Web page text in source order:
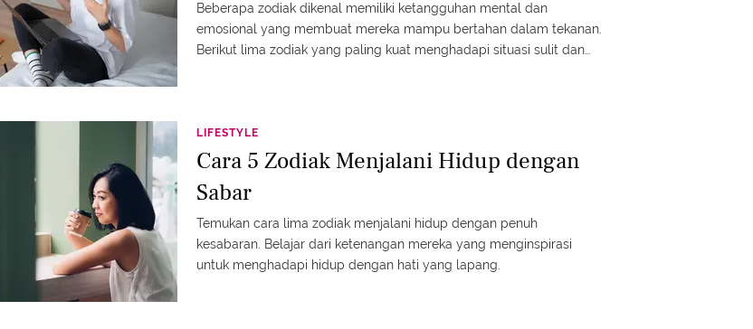
Beberapa zodiak dikenal memiliki ketangguhan mental dan
emosional yang membuat mereka mampu bertahan dalam tekanan.
Berikut lima zodiak yang paling kuat menghadapi situasi sulit dan
LIFESTYLE
Cara 5 Zodiak Menjalani Hidup dengan
Sabar
Temukan cara lima zodiak menjalani hidup dengan penuh
kesabaran. Belajar dari ketenangan mereka yang menginspirasi
untuk menghadapi hidup dengan hati yang lapang.